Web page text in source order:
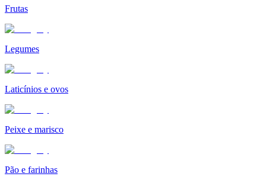
Frutas
Legumes
Laticínios e ovos
Peixe e marisco
Pão e farinhas